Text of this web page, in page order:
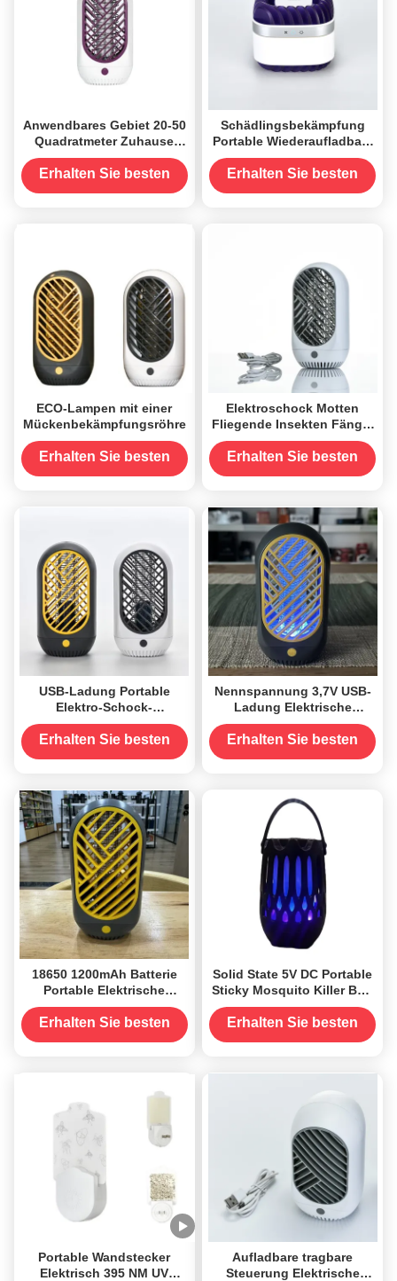
Anwendbares Gebiet 20-50
Quadratmeter Zuhause
Innenraum Mini-Sicherheit
Portable Wiederaufladbare
USB Led Moskiton-Lampe
Erhalten Sie besten
Schädlingsbekämpfung
Portable Wiederaufladbare
UV Led
Mückenschutzlampe
Erhalten Sie besten
ECO-Lampen mit einer
Mückenbekämpfungsröhre
Erhalten Sie besten
Elektroschock Motten
Fliegende Insekten Fänger
UV 395 Mückenkiller
Lampe Tragbare
Erhalten Sie besten
USB-Ladung Portable
Elektro-Schock-
Mückenkiller-Lampe
Fliegende Insektenfalle
Erhalten Sie besten
Nennspannung 3,7V USB-
Ladung Elektrische
Schlag-
Mückenbekämpfungslampe
für Insektenspender Keine
Erhalten Sie besten
18650 1200mAh Batterie
Portable Elektrische
Schock Moskito Killer
Lampe für eine effektive
Beseitigung von Insekten
Erhalten Sie besten
Solid State 5V DC Portable
Sticky Mosquito Killer Bug
Zapper mit Flammen
Nachtlicht und Bluetooth
Erhalten Sie besten
Portable Wandstecker
Elektrisch 395 NM UV
Aufladbare tragbare
Steuerung Elektrische